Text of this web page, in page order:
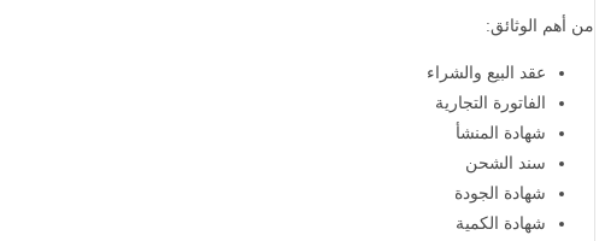
من أهم الوثائق:
عقد البيع والشراء
الفاتورة التجارية
شهادة المنشأ
سند الشحن
شهادة الجودة
شهادة الكمية